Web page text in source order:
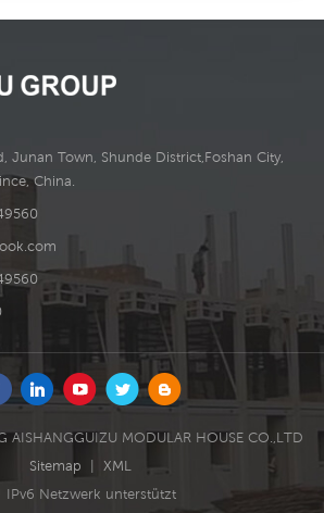
Junan Town, Shunde District,Foshan City,
China.
MODULAR HOUSE CO.,LTD
Sitemap
XML
IPv6 Netzwerk unterstützt